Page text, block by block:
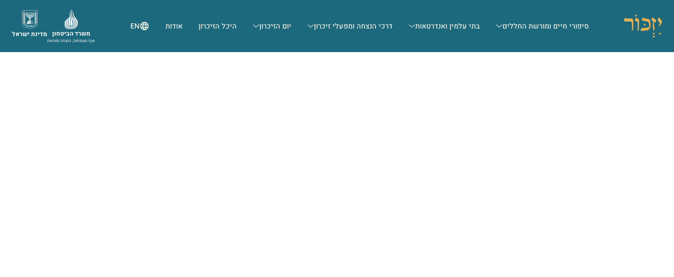
סיפורי חיים ומורשת החללים בתי עלמין ואנדרטאות דרכי הנצחה ומפעלי זיכרון יום הזיכרון היכל הזיכרון אודות EN
מדינת ישראל משרד הביטחון
אגף משפחות, הנצחה ומורשת